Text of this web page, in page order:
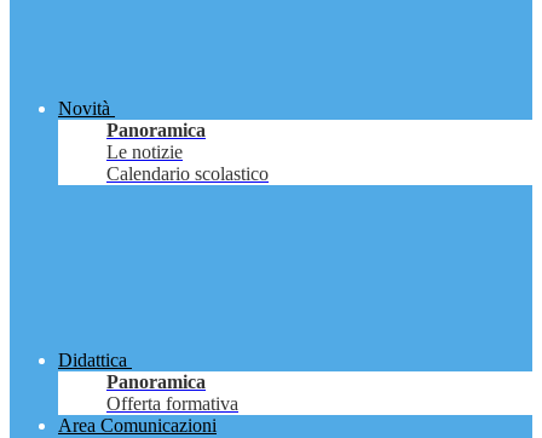
Novità
Panoramica
Le notizie
Calendario scolastico
Didattica
Panoramica
Offerta formativa
Area Comunicazioni